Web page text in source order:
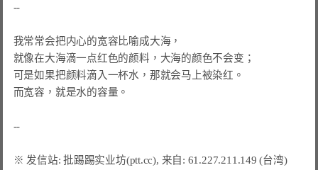
--
我常常会把内心的宽容比喻成大海，
就像在大海滴一点红色的颜料，大海的颜色不会变；
可是如果把颜料滴入一杯水，那就会马上被染红。
而宽容，就是水的容量。
※ 发信站: 批踢踢实业坊(ptt.cc), 来自: 61.227.211.149 (台湾)